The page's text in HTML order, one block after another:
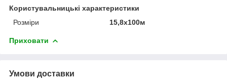
Користувальницькі характеристики
Розміри
15,8х100м
Приховати
Умови доставки